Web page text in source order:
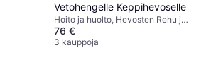
Vetohengelle Keppihevoselle
Hoito ja huolto, Hevosten Rehu ja
Lisäravinteet
76 €
3 kauppoja